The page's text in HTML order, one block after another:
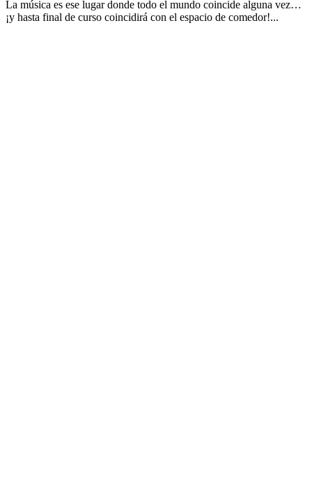
La música es ese lugar donde todo el mundo coincide alguna vez…
¡y hasta final de curso coincidirá con el espacio de comedor!...